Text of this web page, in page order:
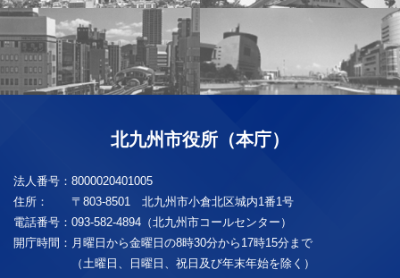
北九州市役所（本庁）
法人番号： 8000020401005
住所：
〒803-8501 北九州市小倉北区城内1番1号
電話番号： 093-582-4894（北九州市コールセンター）
開庁時間： 月曜日から金曜日の8時30分から17時15分まで
（土曜日、日曜日、祝日及び年末年始を除く）